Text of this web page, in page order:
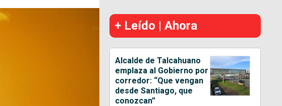
+ Leído | Ahora
Alcalde de Talcahuano
emplaza al Gobierno por
corredor: “Que vengan
desde Santiago, que
conozcan”